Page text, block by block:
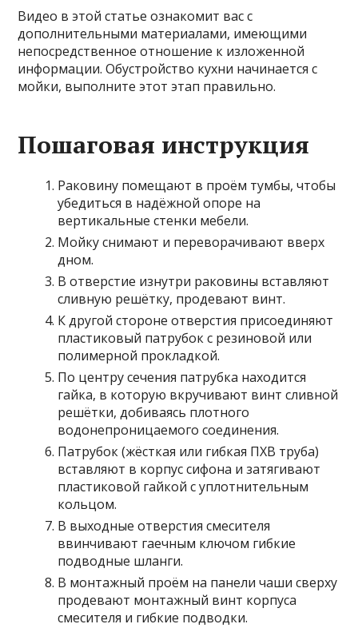
Видео в этой статье ознакомит вас с
дополнительными материалами, имеющими
непосредственное отношение к изложенной
информации. Обустройство кухни начинается с
мойки, выполните этот этап правильно.
Пошаговая инструкция
Раковину помещают в проём тумбы, чтобы
убедиться в надёжной опоре на
вертикальные стенки мебели.
Мойку снимают и переворачивают вверх
дном.
В отверстие изнутри раковины вставляют
сливную решётку, продевают винт.
К другой стороне отверстия присоединяют
пластиковый патрубок с резиновой или
полимерной прокладкой.
По центру сечения патрубка находится
гайка, в которую вкручивают винт сливной
решётки, добиваясь плотного
водонепроницаемого соединения.
Патрубок (жёсткая или гибкая ПХВ труба)
вставляют в корпус сифона и затягивают
пластиковой гайкой с уплотнительным
кольцом.
В выходные отверстия смесителя
ввинчивают гаечным ключом гибкие
подводные шланги.
В монтажный проём на панели чаши сверху
продевают монтажный винт корпуса
смесителя и гибкие подводки.